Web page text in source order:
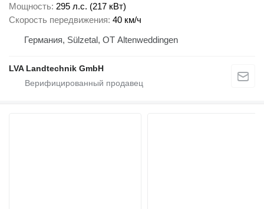
Мощность 295 л.с. (217 кВт)
Скорость передвижения 40 км/ч
Германия, Sülzetal, OT Altenweddingen
LVA Landtechnik GmbH